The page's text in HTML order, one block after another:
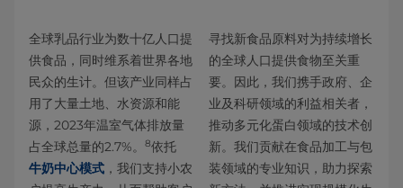
全球乳品行业为数十亿人口提
供食品，同时维系着世界各地
民众的生计。但该产业同样占
用了大量土地、水资源和能
源，2023年温室气体排放量
占全球总量的2.7%。
8依托
牛奶中心模式 ，我们支持小农
寻找新食品原料对为持续增长
的全球人口提供食物至关重
要。因此，我们携手政府、企
业及科研领域的利益相关者，
推动多元化蛋白领域的技术创
新。我们贡献在食品加工与包
装领域的专业知识，助力探索